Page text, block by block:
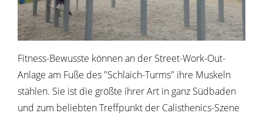
Fitness-Bewusste können an der Street-Work-Out-
Anlage am Fuße des "Schlaich-Turms" ihre Muskeln
stählen. Sie ist die größte ihrer Art in ganz Südbaden
und zum beliebten Treffpunkt der Calisthenics-Szene